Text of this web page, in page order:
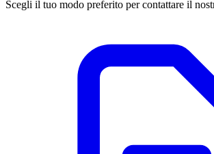
Scegli il tuo modo preferito per contattare il